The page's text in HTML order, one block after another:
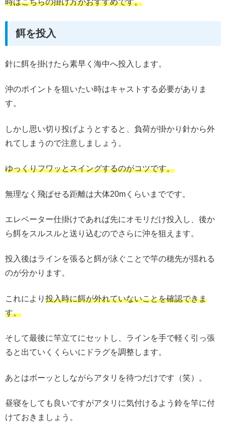
餌を投入
針に餌を掛けたら素早く海中へ投入します。
沖のポイントを狙いたい時はキャストする必要がありま
す。
しかし思い切り投げようとすると、負荷が掛かり針から外
れてしまうので注意しましょう。
ゆっくりフワッとスイングするのがコツです。
無理なく飛ばせる距離は大体20mくらいまでです。
エレベーター仕掛けであれば先にオモリだけ投入し、後か
ら餌をスルスルと送り込むのでさらに沖を狙えます。
投入後はラインを張ると餌が泳ぐことで竿の穂先が揺れる
のが分かります。
これにより 投入時に餌が外れていないことを確認できま
す。
そして最後に竿立てにセットし、ラインを手で軽く引っ張
ると出ていくくらいにドラグを調整します。
あとはボーッとしながらアタリを待つだけです（笑）。
昼寝をしても良いですがアタリに気付けるよう鈴を竿に付
けておきましょう。